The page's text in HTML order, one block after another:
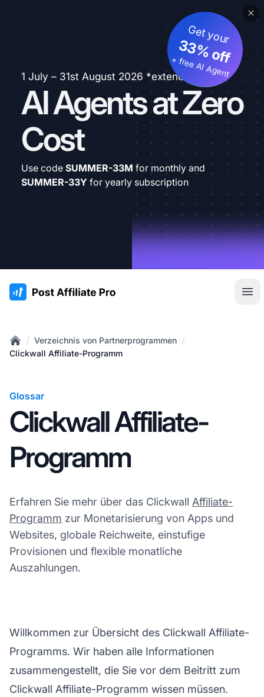
1 July – 31st August 2026 *extended
AI Agents at Zero
Cost
Get your
33% off
+ free AI Agent
Use code SUMMER-33M for monthly and
SUMMER-33Y for yearly subscription
:site.title
Home
/ Verzeichnis von Partnerprogrammen /
Clickwall Affiliate-Programm
Glossar
Clickwall Affiliate-
Programm
Erfahren Sie mehr über das Clickwall Affiliate-
Programm zur Monetarisierung von Apps und
Websites, globale Reichweite, einstufige
Provisionen und flexible monatliche
Auszahlungen.
Willkommen zur Übersicht des Clickwall Affiliate-
Programms. Wir haben alle Informationen
zusammengestellt, die Sie vor dem Beitritt zum
Clickwall Affiliate-Programm wissen müssen.